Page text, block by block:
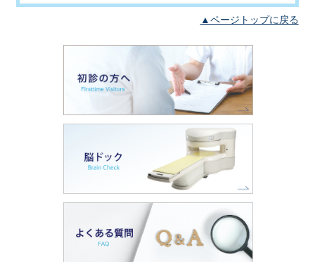
▲ページトップに戻る